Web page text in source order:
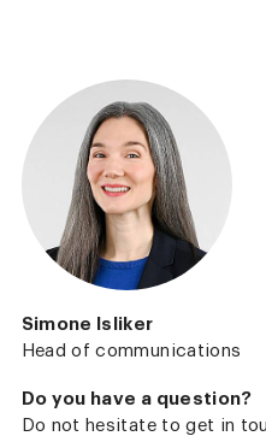
Simone Isliker
Head of communications
Do you have a question?
Do not hesitate to get in